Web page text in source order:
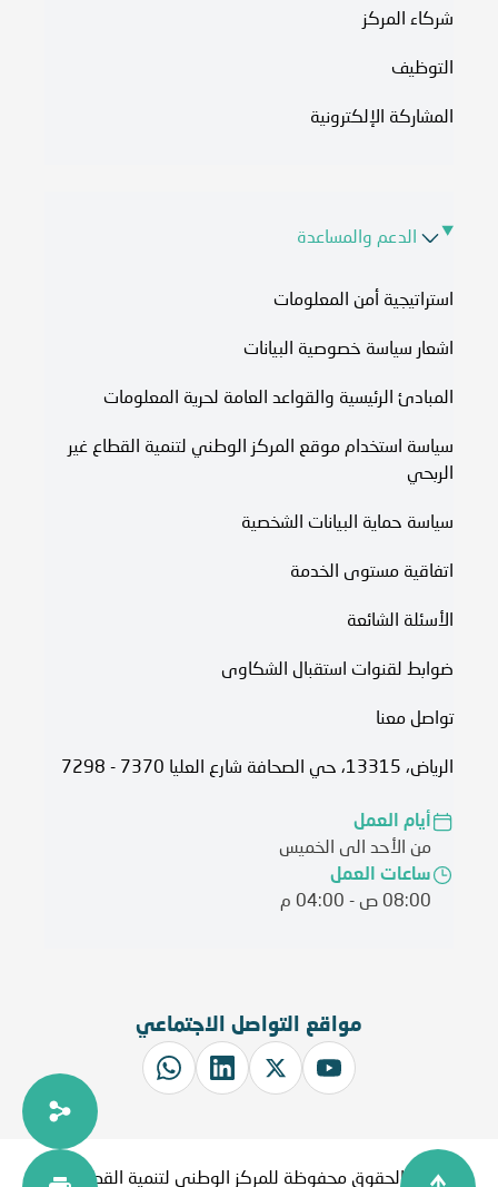
شركاء المركز
التوظيف
المشاركة الإلكترونية
الدعم والمساعدة
استراتيجية أمن المعلومات
اشعار سياسة خصوصية البيانات
المبادئ الرئيسية والقواعد العامة لحرية المعلومات
سياسة استخدام موقع المركز الوطني لتنمية القطاع غير
الربحي
سياسة حماية البيانات الشخصية
اتفاقية مستوى الخدمة​
الأسئلة الشائعة
ضوابط لقنوات استقبال الشكاوى
تواصل معنا
الرياض، 13315، حي الصحافة شارع العليا 7370 - 7298
أيام العمل
من الأحد الى الخميس
ساعات العمل
08:00 ص - 04:00 م
مواقع التواصل الاجتماعي
جميع الحقوق محفوظة للمركز الوطني لتنمية القطاع غير